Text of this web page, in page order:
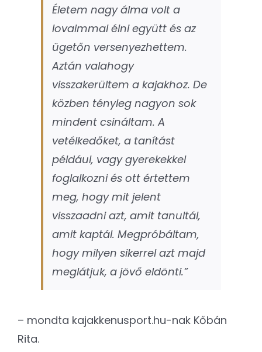
Életem nagy álma volt a
lovaimmal élni együtt és az
ügetőn versenyezhettem.
Aztán valahogy
visszakerültem a kajakhoz. De
közben tényleg nagyon sok
mindent csináltam. A
vetélkedőket, a tanítást
például, vagy gyerekekkel
foglalkozni és ott értettem
meg, hogy mit jelent
visszaadni azt, amit tanultál,
amit kaptál. Megpróbáltam,
hogy milyen sikerrel azt majd
meglátjuk, a jövő eldönti.”
– mondta kajakkenusport.hu-nak Kőbán
Rita.